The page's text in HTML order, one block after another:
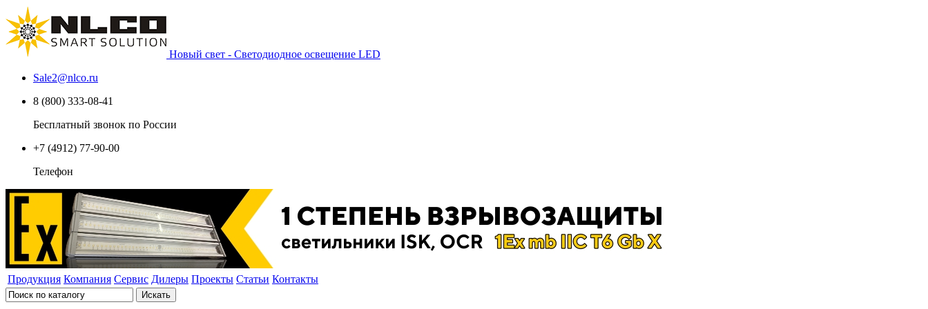
Новый свет - Светодиодное освещение LED
Sale2@nlco.ru
8 (800) 333-08-41
Бесплатный звонок по России
+7 (4912) 77-90-00
Телефон
Продукция Компания Сервис Дилеры Проекты Статьи Контакты